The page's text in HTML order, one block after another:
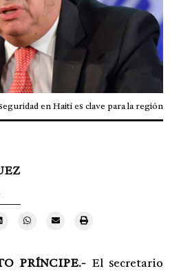
en Haití es clave para la región
PRÍNCIPE.-El secretario